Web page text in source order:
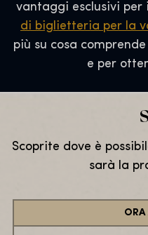
vantaggi esclusivi per
di biglietteria per la
più su cosa
e per
Scoprite dove è
sarà la
ORA